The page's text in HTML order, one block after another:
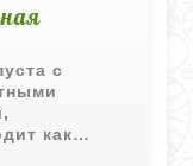
с
как
к горячим